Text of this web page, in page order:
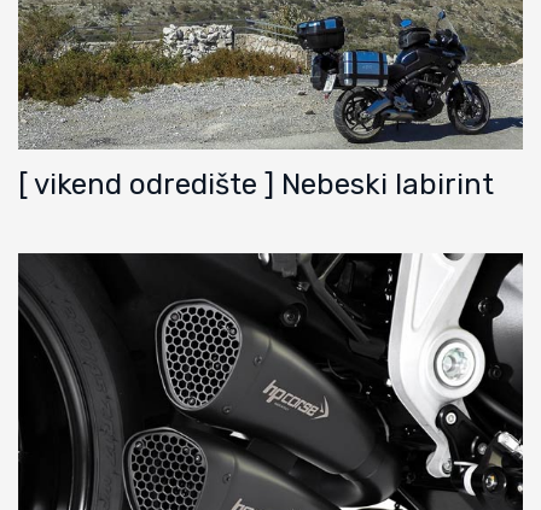
[ vikend odredište ] Nebeski labirint